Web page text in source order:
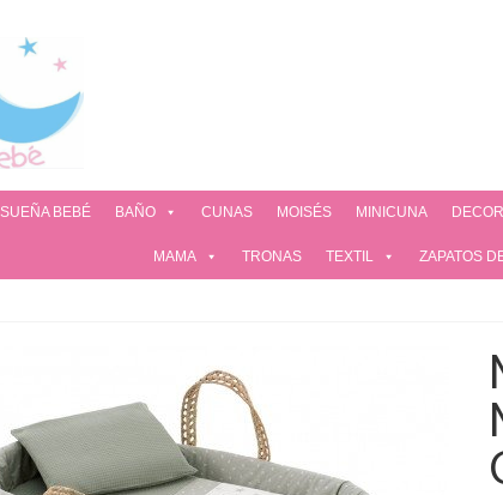
SUEÑA BEBÉ BAÑO CUNAS MOISÉS MINICUNA
MAMA TRONAS TEXTIL ZAPATOS